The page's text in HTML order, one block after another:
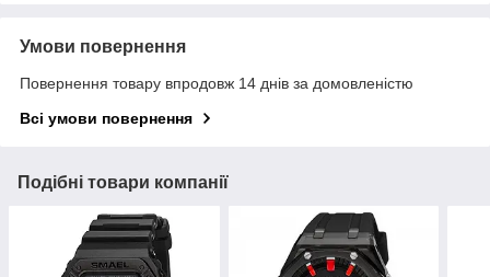
Умови повернення
Повернення товару впродовж 14 днів за домовленістю
Всі умови повернення
Подібні товари компанії